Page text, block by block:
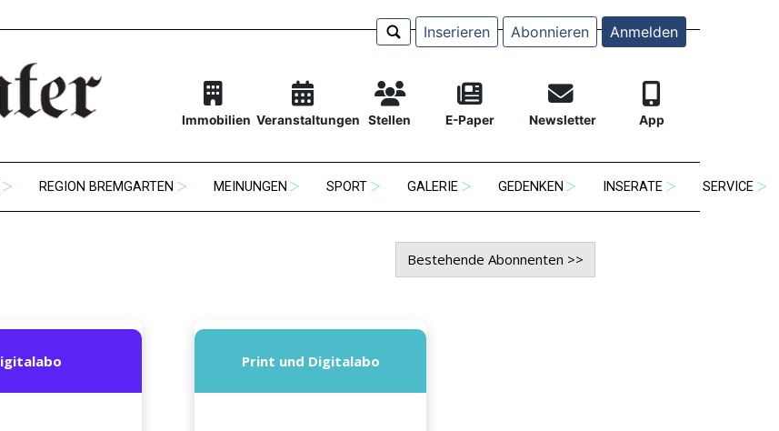
Inserieren Abonnieren Anmelden
Immobilien Veranstaltungen Stellen E-Paper Newsletter App
REGION BREMGARTEN MEINUNGEN SPORT GALERIE GEDENKEN INSERATE SERVICE